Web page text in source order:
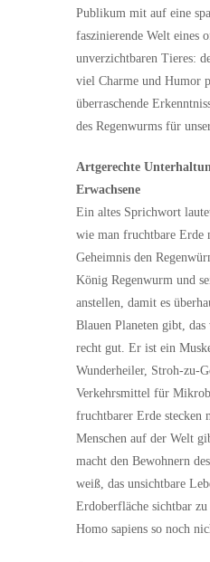
Publikum mit auf eine
faszinierende Welt eines
unverzichtbaren Tieres:
viel Charme und Humor
überraschende
des Regenwurms für
Artgerechte
Erwachsene
Ein altes Sprichwort
wie man fruchtbare Erde
Geheimnis den
König Regenwurm und
anstellen, damit es
Blauen Planeten gibt,
recht gut. Er ist ein
Wunderheiler, Stroh-zu-
Verkehrsmittel für
fruchtbarer Erde stecken
Menschen auf der Welt
macht den Bewohnern
weiß, das unsichtbare
Erdoberfläche sichtbar
Homo sapiens so noch